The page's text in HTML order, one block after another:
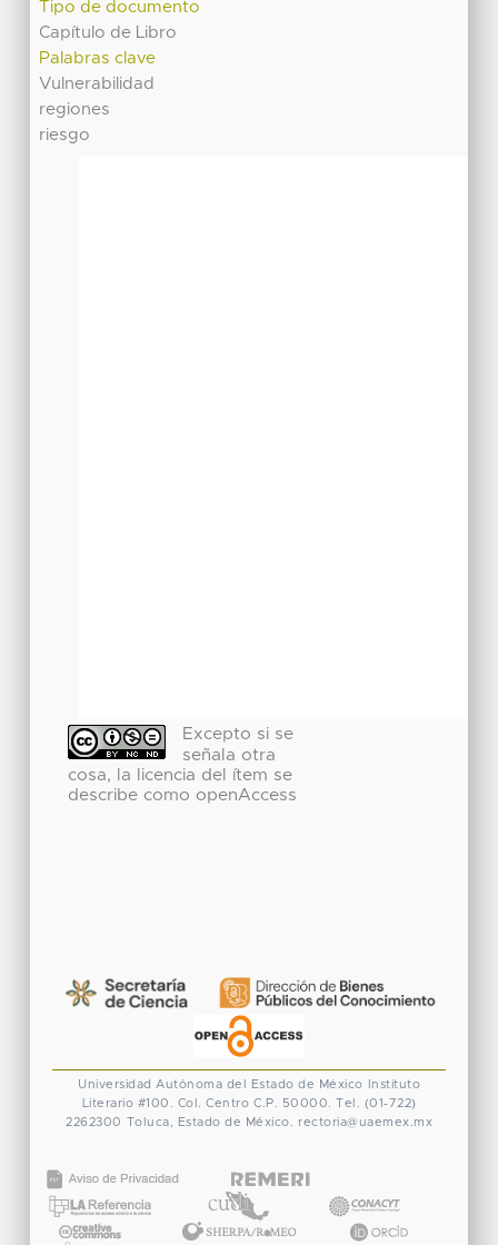
Tipo de documento
Capítulo de Libro
Palabras clave
Vulnerabilidad
regiones
riesgo
Excepto si se
señala otra
cosa, la licencia del ítem se
describe como openAccess
Universidad Autónoma del Estado de México
Instituto
Literario #100. Col. Centro C.P. 50000. Tel. (01-722)
2262300 Toluca, Estado de México. rectoria@uaemex.mx